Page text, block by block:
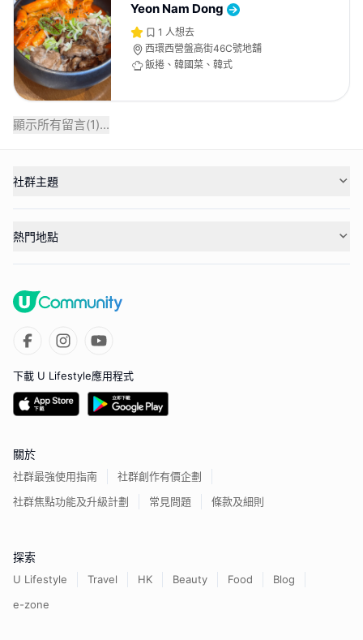
Yeon Nam Dong
1 人想去
西環西營盤高街46C號地舖
飯捲、韓國菜、韓式
顯示所有留言(1)...
社群主題
熱門地點
下載 U Lifestyle應用程式
關於
社群最強使用指南
社群創作有價企劃
社群焦點功能及升級計劃
常見問題 條款及細則
探索
U Lifestyle Travel HK Beauty Food
Blog
e-zone